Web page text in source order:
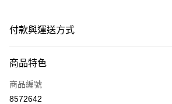
付款與運送方式
信用卡一次付款
LINE Pay
商品特色
商品編號
8572642